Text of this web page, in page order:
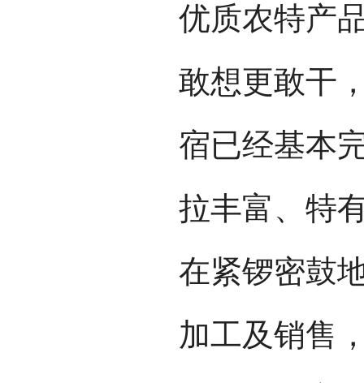
优质农特产
敢想更敢干
宿已经基本
拉丰富、特
在紧锣密鼓
加工及销售